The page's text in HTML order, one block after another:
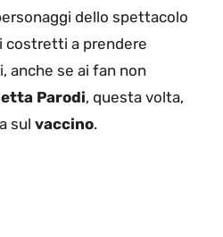
dello spettacolo
costretti a prendere
anche se ai fan non
Parodi, questa volta,
sul vaccino.